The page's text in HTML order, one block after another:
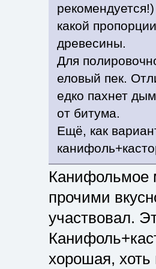
какой
древесины.
Для
еловый пек.
едко пахнет
от битума.
Ещё, как
Канифольмое
прочими
участвовал.
хорошая,